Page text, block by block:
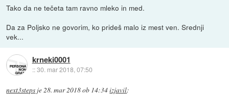
Tako da ne tečeta tam ravno mleko in med.
Da za Poljsko ne govorim, ko prideš malo iz mest ven. Srednji
vek...
krneki0001
::30. mar 2018, 07:50
next3steps je28. mar 2018 ob 14:34izjavil: